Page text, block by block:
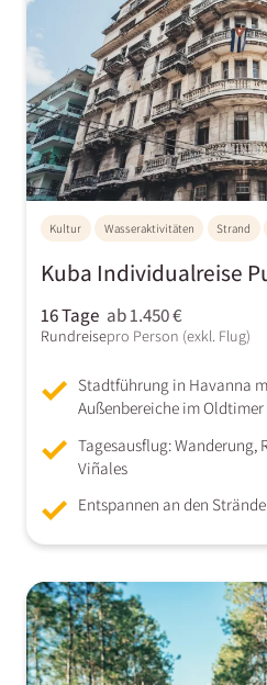
Kultur Wasseraktivitäten Strand
Kuba Individualreise
16 Tage
Rundreise
ab 1.450 €
pro Person (exkl. Flug)
Stadtführung in Havanna
Außenbereiche im Oldtimer
Tagesausflug: Wanderung,
Viñales
Entspannen an den